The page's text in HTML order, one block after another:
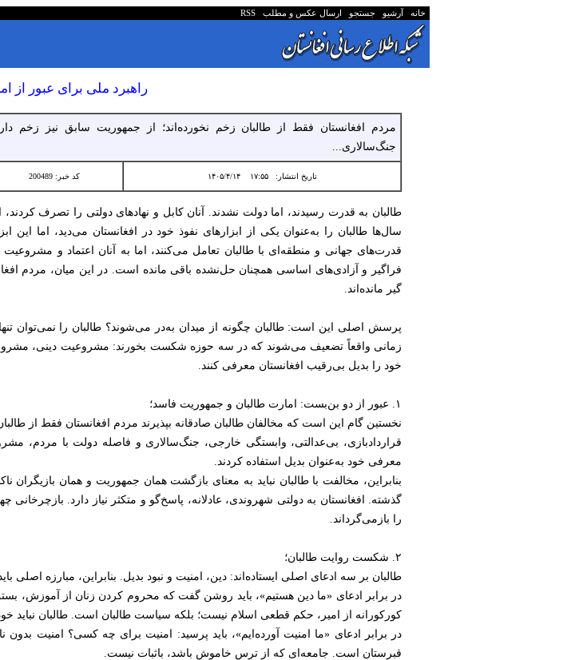
خانه آرشیو جستجو ارسال عکس و مطلب RSS
راهبرد ملی برای عبور از
مردم افغانستان فقط از طالبان زخم نخورده‌اند؛ از جمهوریت سابق نیز زخم
جنگ‌سالاری...
تاریخ انتشار:۱۷:۵۵ ۱۴۰۵/۴/۱۴ کد خبر: 200489
طالبان به قدرت رسیدند، اما دولت نشدند. آنان کابل و نهادهای دولتی را تصرف
سال‌ها طالبان را به‌عنوان یکی از ابزارهای نفوذ خود در افغانستان می‌دید، اما
قدرت‌های جهانی و منطقه‌ای با طالبان تعامل می‌کنند، اما به آنان اعتماد و
فراگیر و آزادی‌های اساسی همچنان حل‌نشده باقی مانده است. در این میان، مردم
گیر مانده‌اند.
پرسش اصلی این است: طالبان چگونه از میدان به‌در می‌شوند؟ طالبان را نمی‌توان
زمانی واقعاً تضعیف می‌شوند که در سه حوزه شکست بخورند: مشروعیت دینی، مشروعیت
خود را بدیل بی‌رقیب افغانستان معرفی کنند.
۱. عبور از دو بن‌بست: امارت طالبان و جمهوریت فاسد؛
نخستین گام این است که مخالفان طالبان صادقانه بپذیرند مردم افغانستان فقط از
قراردادبازی، بی‌عدالتی، وابستگی خارجی، جنگ‌سالاری و فاصله دولت با مردم،
معرفی خود به‌عنوان بدیل استفاده کردند.
بنابراین، مخالفت با طالبان نباید به معنای بازگشت همان جمهوریت و همان بازیگران
گذشته. افغانستان به دولتی شهروندی، عادلانه، پاسخ‌گو و متکثر نیاز دارد.
را بازمی‌گرداند.
۲. شکست روایت طالبان؛
طالبان بر سه ادعای اصلی ایستاده‌اند: دین، امنیت و نبود بدیل. بنابراین، مبارزه اصلی
در برابر ادعای «ما دین هستیم»، باید روشن گفت که محروم کردن زنان از آموزش،
کورکورانه از امیر، حکم قطعی اسلام نیست؛ بلکه سیاست طالبان است. طالبان نباید
در برابر ادعای «ما امنیت آورده‌ایم»، باید پرسید: امنیت برای چه کسی؟ امنیت
قبرستان است. جامعه‌ای که از ترس خاموش باشد، باثبات نیست.